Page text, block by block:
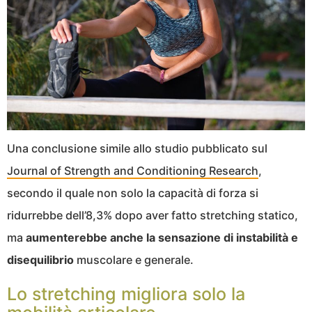
Una conclusione simile allo studio pubblicato sul
Journal of Strength and Conditioning Research,
secondo il quale non solo la capacità di forza si
ridurrebbe dell’8,3% dopo aver fatto stretching statico,
ma aumenterebbe anche la sensazione di instabilità e
disequilibrio muscolare e generale.
Lo stretching migliora solo la